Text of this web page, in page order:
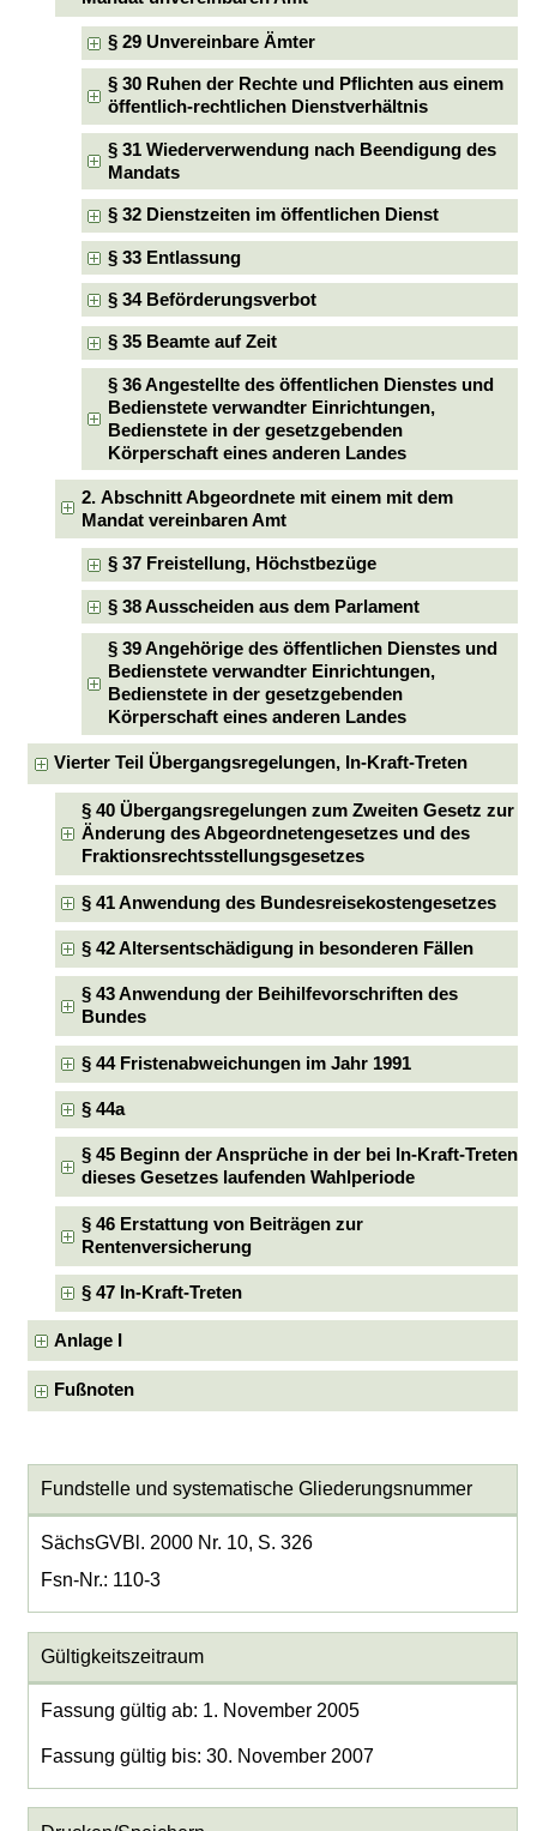
§ 29 Unvereinbare Ämter
§ 30 Ruhen der Rechte und Pflichten aus einem
öffentlich-rechtlichen Dienstverhältnis
§ 31 Wiederverwendung nach Beendigung des
Mandats
§ 32 Dienstzeiten im öffentlichen Dienst
§ 33 Entlassung
§ 34 Beförderungsverbot
§ 35 Beamte auf Zeit
§ 36 Angestellte des öffentlichen Dienstes und
Bedienstete verwandter Einrichtungen,
Bedienstete in der gesetzgebenden
Körperschaft eines anderen Landes
2. Abschnitt Abgeordnete mit einem mit dem
Mandat vereinbaren Amt
§ 37 Freistellung, Höchstbezüge
§ 38 Ausscheiden aus dem Parlament
§ 39 Angehörige des öffentlichen Dienstes und
Bedienstete verwandter Einrichtungen,
Bedienstete in der gesetzgebenden
Körperschaft eines anderen Landes
Vierter Teil Übergangsregelungen, In-Kraft-Treten
§ 40 Übergangsregelungen zum Zweiten Gesetz zur
Änderung des Abgeordnetengesetzes und des
Fraktionsrechtsstellungsgesetzes
§ 41 Anwendung des Bundesreisekostengesetzes
§ 42 Altersentschädigung in besonderen Fällen
§ 43 Anwendung der Beihilfevorschriften des
Bundes
§ 44 Fristenabweichungen im Jahr 1991
§ 44a
§ 45 Beginn der Ansprüche in der bei In-Kraft-Treten
dieses Gesetzes laufenden Wahlperiode
§ 46 Erstattung von Beiträgen zur
Rentenversicherung
§ 47 In-Kraft-Treten
Anlage I
Fußnoten
Fundstelle und systematische Gliederungsnummer
SächsGVBl. 2000 Nr. 10, S. 326
Fsn-Nr.: 110-3
Gültigkeitszeitraum
Fassung gültig ab: 1. November 2005
Fassung gültig bis: 30. November 2007